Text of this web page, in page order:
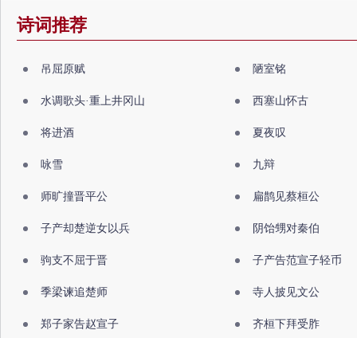
诗词推荐
吊屈原赋 陋室铭
水调歌头·重上井冈山 西塞山怀古
将进酒 夏夜叹
咏雪 九辩
师旷撞晋平公 扁鹊见蔡桓公
子产却楚逆女以兵 阴饴甥对秦伯
驹支不屈于晋 子产告范宣子轻币
季梁谏追楚师 寺人披见文公
郑子家告赵宣子 齐桓下拜受胙